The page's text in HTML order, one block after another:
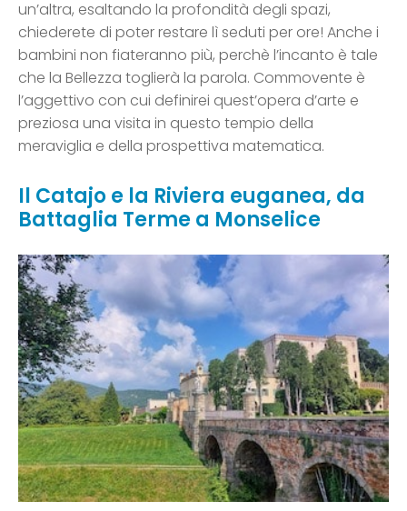
un’altra, esaltando la profondità degli spazi,
chiederete di poter restare lì seduti per ore! Anche i
bambini non fiateranno più, perchè l’incanto è tale
che la Bellezza toglierà la parola. Commovente è
l’aggettivo con cui definirei quest’opera d’arte e
preziosa una visita in questo tempio della
meraviglia e della prospettiva matematica.
Il Catajo e la Riviera euganea, da
Battaglia Terme a Monselice